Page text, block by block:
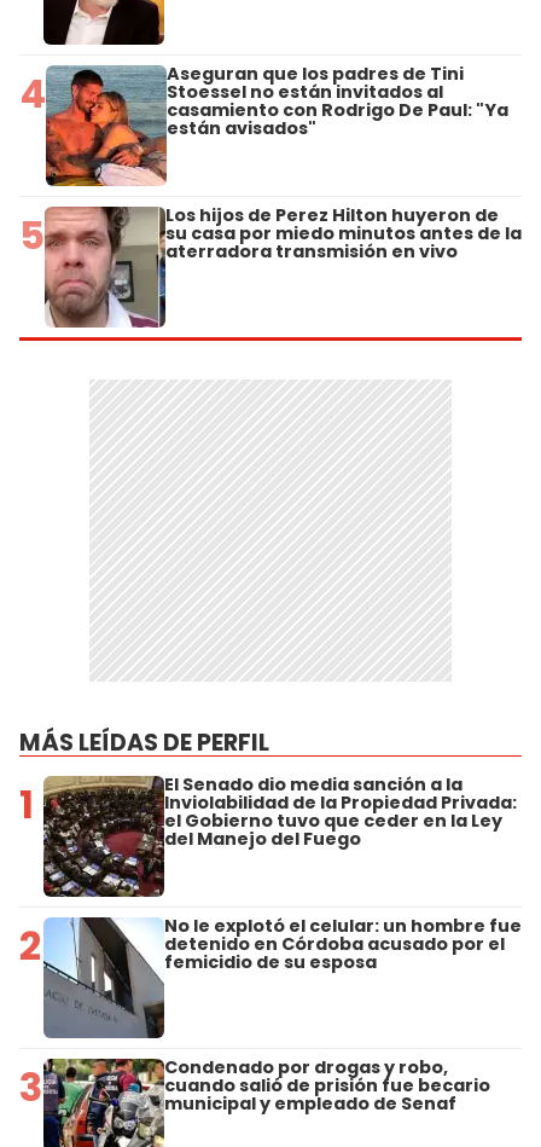
4 Aseguran que los padres de Tini
Stoessel no están invitados al
casamiento con Rodrigo De Paul: "Ya
están avisados"
5 Los hijos de Perez Hilton huyeron de
su casa por miedo minutos antes de la
aterradora transmisión en vivo
MÁS LEÍDAS DE PERFIL
1 El Senado dio media sanción a la
Inviolabilidad de la Propiedad Privada:
el Gobierno tuvo que ceder en la Ley
del Manejo del Fuego
2 No le explotó el celular: un hombre fue
detenido en Córdoba acusado por el
femicidio de su esposa
3 Condenado por drogas y robo,
cuando salió de prisión fue becario
municipal y empleado de Senaf